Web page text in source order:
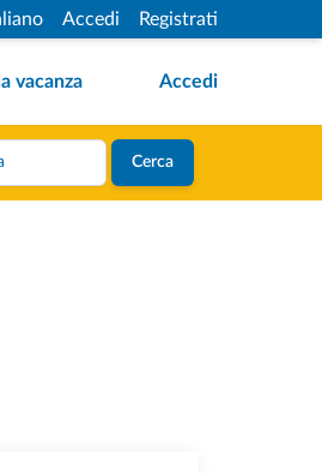
Accedi Registrati
vacanza Accedi
Cerca